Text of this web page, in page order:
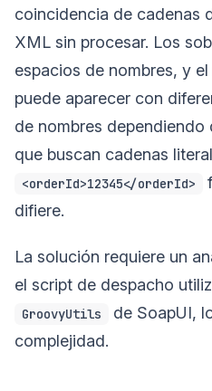
coincidencia de cadenas
XML sin procesar. Los
espacios de nombres, y
puede aparecer con
de nombres dependiendo
que buscan cadenas
<orderId>12345</orderId>
difiere.
La solución requiere un
el script de despacho
GroovyUtils
de SoapUI,
complejidad.